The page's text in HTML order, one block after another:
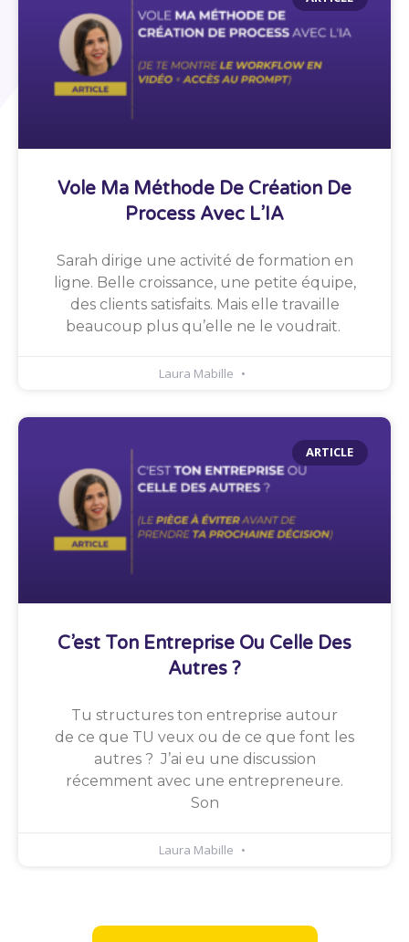
Vole Ma Méthode De Création De
Process Avec L’IA
Sarah dirige une activité de formation en
ligne. Belle croissance, une petite équipe,
des clients satisfaits. Mais elle travaille
beaucoup plus qu’elle ne le voudrait.
Laura Mabille
ARTICLE
C’est Ton Entreprise Ou Celle Des
Autres ?
Tu structures ton entreprise autour
de ce que TU veux ou de ce que font les
autres ? J’ai eu une discussion
récemment avec une entrepreneure.
Son
Laura Mabille